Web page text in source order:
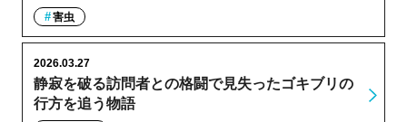
害虫
静寂を破る訪問者との格闘で見失ったゴキブリの
行方を追う物語
2026.03.27